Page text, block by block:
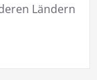
Ländern